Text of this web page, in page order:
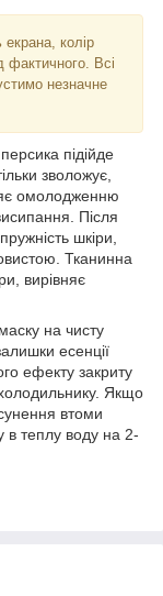
екрана, колір
фактичного. Всі
незначне
підійде
зволожує,
омолодженню
Після
шкіри,
Тканинна
вирівняє
на чисту
есенції
ефекту закриту
Якщо
втоми
в теплу воду на 2-